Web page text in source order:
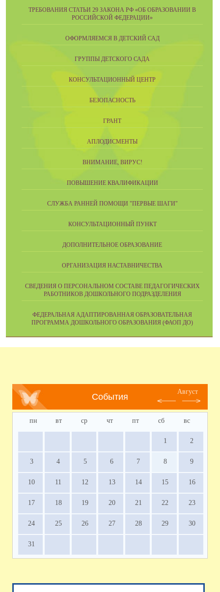
ТРЕБОВАНИЯ СТАТЬИ 29 ЗАКОНА РФ «ОБ ОБРАЗОВАНИИ В
РОССИЙСКОЙ ФЕДЕРАЦИИ»
ОФОРМЛЯЕМСЯ В ДЕТСКИЙ САД
ГРУППЫ ДЕТСКОГО САДА
КОНСУЛЬТАЦИОННЫЙ ЦЕНТР
БЕЗОПАСНОСТЬ
ГРАНТ
АПЛОДИСМЕНТЫ
ВНИМАНИЕ, ВИРУС!
ПОВЫШЕНИЕ КВАЛИФИКАЦИИ
СЛУЖБА РАННЕЙ ПОМОЩИ "ПЕРВЫЕ ШАГИ"
КОНСУЛЬТАЦИОННЫЙ ПУНКТ
ДОПОЛНИТЕЛЬНОЕ ОБРАЗОВАНИЕ
ОРГАНИЗАЦИЯ НАСТАВНИЧЕСТВА
СВЕДЕНИЯ О ПЕРСОНАЛЬНОМ СОСТАВЕ ПЕДАГОГИЧЕСКИХ
РАБОТНИКОВ ДОШКОЛЬНОГО ПОДРАЗДЕЛЕНИЯ
ФЕДЕРАЛЬНАЯ АДАПТИРОВАННАЯ ОБРАЗОВАТЕЛЬНАЯ
ПРОГРАММА ДОШКОЛЬНОГО ОБРАЗОВАНИЯ (ФАОП ДО)
События
Август
пн вт ср чт пт сб вс
1 2
3 4 5 6 7 8 9
10 11 12 13 14 15 16
17 18 19 20 21 22 23
24 25 26 27 28 29 30
31